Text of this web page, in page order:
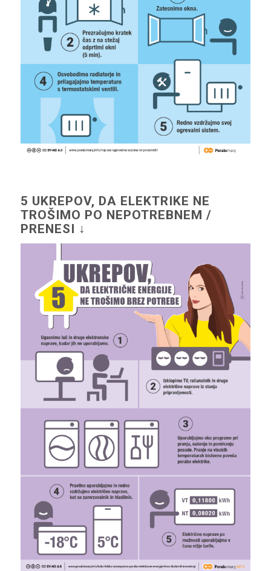
5 UKREPOV, DA ELEKTRIKE NE
TROŠIMO PO NEPOTREBNEM /
PRENESI ↓